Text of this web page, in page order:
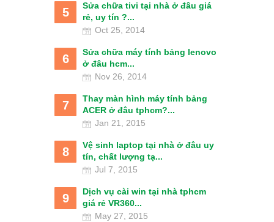
5
Sửa chữa tivi tại nhà ở đâu giá
rẻ, uy tín ?...
Oct 25, 2014
6
Sửa chữa máy tính bảng lenovo
ở đâu hcm...
Nov 26, 2014
7
Thay màn hình máy tính bảng
ACER ở đâu tphcm?...
Jan 21, 2015
8
Vệ sinh laptop tại nhà ở đâu uy
tín, chất lượng tạ...
Jul 7, 2015
9
Dịch vụ cài win tại nhà tphcm
giá rẻ VR360...
May 27, 2015